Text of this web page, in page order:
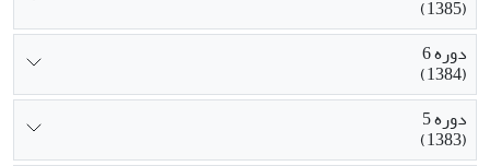
(1385)
دوره 6
(1384)
دوره 5
(1383)